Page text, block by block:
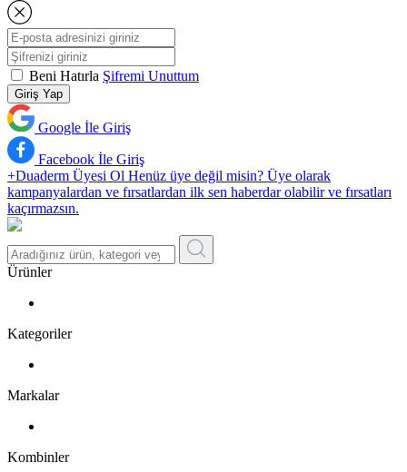
Beni Hatırla Şifremi Unuttum
Giriş Yap
Google İle Giriş
Facebook İle Giriş
+Duaderm Üyesi Ol Henüz üye değil misin? Üye olarak
kampanyalardan ve fırsatlardan ilk sen haberdar olabilir ve fırsatları
kaçırmazsın.
Ürünler
Kategoriler
Markalar
Kombinler